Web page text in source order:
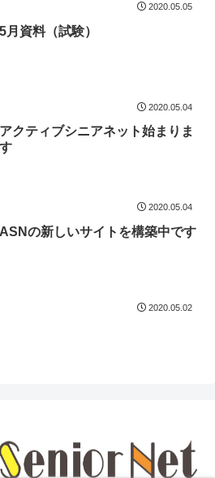
2020.05.05
5月資料（試験）
2020.05.04
アクティブシニアネット始まりま
す
2020.05.04
ASNの新しいサイトを構築中です
2020.05.02